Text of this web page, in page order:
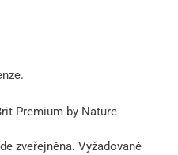
Premium by Nature
zveřejněna. Vyžadované